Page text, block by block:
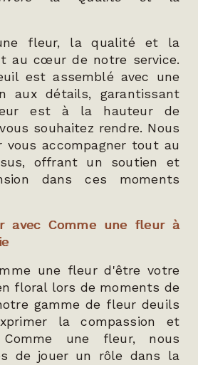
fleur, la qualité et la
au cœur de notre service.
est assemblé avec une
aux détails, garantissant
est à la hauteur de
souhaitez rendre. Nous
vous accompagner tout au
offrant un soutien et
dans ces moments
avec Comme une fleur à
une fleur d'être votre
floral lors de moments de
gamme de fleur deuils
la compassion et
Comme une fleur, nous
de jouer un rôle dans la